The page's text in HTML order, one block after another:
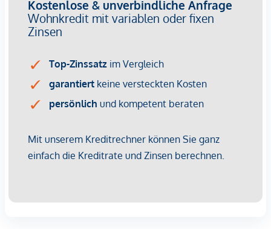
Bei diesem Angebot handelt es sich um eine
Vorsorgewohnung, die zu Vermietungszwecken erworben
20% USt. Diese Daten sind vorbehaltlich möglicher
Wir weisen darauf hin, dass zwischen dem Vermittler und
Der Vermittler ist als Doppelmakler tätig.